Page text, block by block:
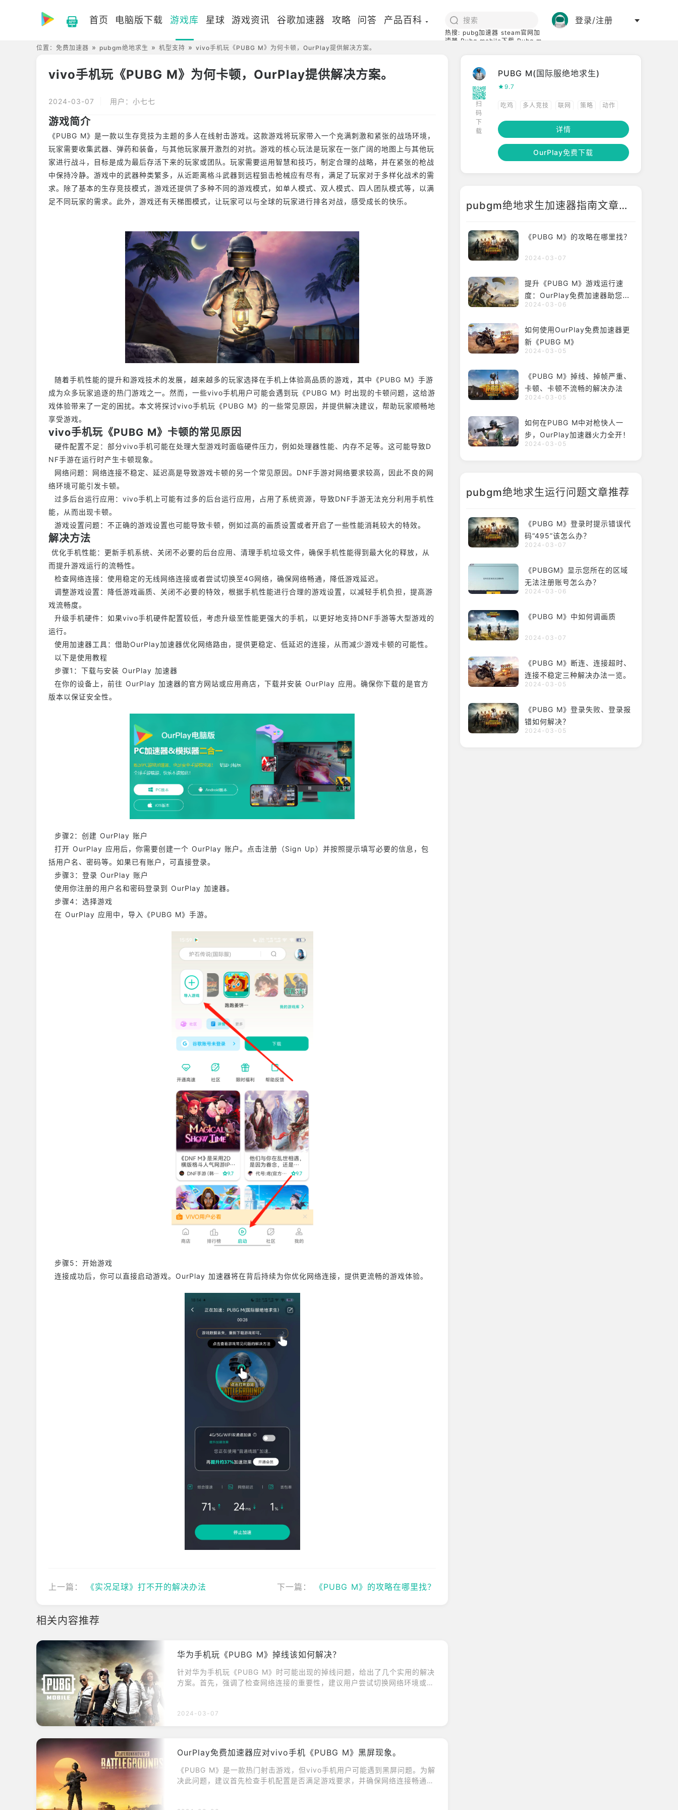
首页 电脑版下载 游戏库 星球 游戏资讯 谷歌加速器 攻略 问答 产品百科
热搜: pubg加速器 steam官网加
速器 Pubg mobile下载 Pubg m
登录/注册
位置： 免费加速器 pubgm绝地求生 机型支持 vivo手机玩《PUBG M》为何卡顿，OurPlay提供解决方案。
vivo手机玩《PUBG M》为何卡顿，OurPlay提供解决方案。
2024-03-07 用户：小七七
游戏简介
《PUBG M》是一款以生存竞技为主题的多人在线射击游戏。这款游戏将玩家带入一个充满刺激和紧张的战场环境，
玩家需要收集武器、弹药和装备，与其他玩家展开激烈的对抗。游戏的核心玩法是玩家在一张广阔的地图上与其他玩
家进行战斗，目标是成为最后存活下来的玩家或团队。玩家需要运用智慧和技巧，制定合理的战略，并在紧张的枪战
中保持冷静。游戏中的武器种类繁多，从近距离格斗武器到远程狙击枪械应有尽有，满足了玩家对于多样化战术的需
求。除了基本的生存竞技模式，游戏还提供了多种不同的游戏模式，如单人模式、双人模式、四人团队模式等，以满
足不同玩家的需求。此外，游戏还有天梯图模式，让玩家可以与全球的玩家进行排名对战，感受成长的快乐。
随着手机性能的提升和游戏技术的发展，越来越多的玩家选择在手机上体验高品质的游戏，其中《PUBG M》手游
成为众多玩家追逐的热门游戏之一。然而，一些vivo手机用户可能会遇到玩《PUBG M》时出现的卡顿问题，这给游
戏体验带来了一定的困扰。本文将探讨vivo手机玩《PUBG M》的一些常见原因，并提供解决建议，帮助玩家顺畅地
享受游戏。
vivo手机玩《PUBG M》卡顿的常见原因
硬件配置不足：部分vivo手机可能在处理大型游戏时面临硬件压力，例如处理器性能、内存不足等。这可能导致D
NF手游在运行时产生卡顿现象。
网络问题：网络连接不稳定、延迟高是导致游戏卡顿的另一个常见原因。DNF手游对网络要求较高，因此不良的网
络环境可能引发卡顿。
过多后台运行应用：vivo手机上可能有过多的后台运行应用，占用了系统资源，导致DNF手游无法充分利用手机性
能，从而出现卡顿。
游戏设置问题：不正确的游戏设置也可能导致卡顿，例如过高的画质设置或者开启了一些性能消耗较大的特效。
解决方法
优化手机性能：更新手机系统、关闭不必要的后台应用、清理手机垃圾文件，确保手机性能得到最大化的释放，从
而提升游戏运行的流畅性。
检查网络连接：使用稳定的无线网络连接或者尝试切换至4G网络，确保网络畅通，降低游戏延迟。
调整游戏设置：降低游戏画质、关闭不必要的特效，根据手机性能进行合理的游戏设置，以减轻手机负担，提高游
戏流畅度。
升级手机硬件：如果vivo手机硬件配置较低，考虑升级至性能更强大的手机，以更好地支持DNF手游等大型游戏的
运行。
使用加速器工具：借助OurPlay加速器优化网络路由，提供更稳定、低延迟的连接，从而减少游戏卡顿的可能性。
以下是使用教程
步骤1：下载与安装 OurPlay 加速器
在你的设备上，前往 OurPlay 加速器的官方网站或应用商店，下载并安装 OurPlay 应用。确保你下载的是官方
版本以保证安全性。
步骤2：创建 OurPlay 账户
打开 OurPlay 应用后，你需要创建一个 OurPlay 账户。点击注册（Sign Up）并按照提示填写必要的信息，包
括用户名、密码等。如果已有账户，可直接登录。
步骤3：登录 OurPlay 账户
使用你注册的用户名和密码登录到 OurPlay 加速器。
步骤4：选择游戏
在 OurPlay 应用中，导入《PUBG M》手游。
步骤5：开始游戏
连接成功后，你可以直接启动游戏。OurPlay 加速器将在背后持续为你优化网络连接，提供更流畅的游戏体验。
上一篇： 《实况足球》打不开的解决办法 下一篇： 《PUBG M》的攻略在哪里找？
相关内容推荐
华为手机玩《PUBG M》掉线该如何解决？
针对华为手机玩《PUBG M》时可能出现的掉线问题，给出了几个实用的解决
方案。首先，强调了检查网络连接的重要性，建议用户尝试切换网络环境或确
议用户及时更新游戏和手机系统版本，以获得更好的游戏体验和更稳定的网络
2024-03-07
OurPlay免费加速器应对vivo手机《PUBG M》黑屏现象。
《PUBG M》是一款热门射击游戏，但vivo手机用户可能遇到黑屏问题。为解
决此问题，建议首先检查手机配置是否满足游戏要求，并确保网络连接畅通。
扫
码
下
载
PUBG M(国际服绝地求生)
9.7
吃鸡 多人竞技 联网 策略 动作
联机 生存
多人 开放世界 射击 FPS 竞技
详情
OurPlay免费下载
pubgm绝地求生加速器指南文章推荐
《PUBG M》的攻略在哪里找？
2024-03-07
提升《PUBG M》游戏运行速
度：OurPlay免费加速器助您畅
玩游戏
2024-03-06
如何使用OurPlay免费加速器更
新《PUBG M》
2024-03-05
《PUBG M》掉线、掉帧严重、
卡顿、卡顿不流畅的解决办法
2024-03-05
如何在PUBG M中对枪快人一
步，OurPlay加速器火力全开！
2024-03-05
pubgm绝地求生运行问题文章推荐
《PUBG M》登录时提示错误代
码“495”该怎么办？
2024-03-07
《PUBGM》显示您所在的区域
无法注册账号怎么办？
2024-03-06
《PUBG M》中如何调画质
2024-03-07
《PUBG M》断连、连接超时、
连接不稳定三种解决办法一览。
2024-03-05
《PUBG M》登录失败、登录报
错如何解决？
2024-03-05